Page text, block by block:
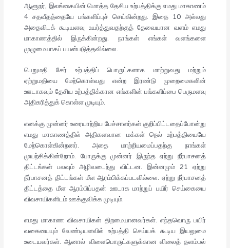
ஆளுநர், இலங்கையின் மொத்த தேசிய உற்பத்திக்கு எமது மாகாணம்
4 சதவீதத்தையே பங்களிப்புச் செய்கின்றது. இதை 10 அல்லது
அதைவிடக் கூடியளவு உயர்த்துவதற்குத் தேவையான வளம் எமது
மாகாணத்தில் இருக்கின்றது. நாங்கள் எங்கள் வளங்களை
முழுமையாகப் பயன்படுத்தவில்லை.
பெறுமதி சேர் உற்பத்திப் பொருட்களாக மாற்றுவது மற்றும்
ஏற்றுமதியை மேற்கொள்வது என்ற இரண்டு முறைமைகளின்
ஊடாகவும் தேசிய உற்பத்திக்கான எங்களின் பங்களிப்பை பெருமளவு
அதிகரித்துக் கொள்ள முடியும்.
எனக்கு முன்னர் உரையாற்றிய பேச்சாளர்கள் குறிப்பிட்டதைப்போன்று
எமது மாகாணத்தில் அதிகளவான மக்கள் நெல் உற்பத்தியையே
மேற்கொள்கின்றனர். அதை மாற்றியமைப்பதற்கு நாங்கள்
முயற்சிக்கின்றோம். போருக்கு முன்னர் இருந்த ஏற்று நீர்பாசனத்
திட்டங்கள் பலவும் அழிவடைந்து விட்டன. இன்னமும் 21 ஏற்று
நீர்பாசனத் திட்டங்கள் மீள ஆரம்பிக்கப்படவில்லை. ஏற்று நீர்பாசனத்
திட்டத்தை மீள ஆரம்பிப்பதன் ஊடாக மாற்றுப் பயிர் செய்கையை
விவசாயிகளிடம் ஊக்குவிக்க முடியும்.
எமது மாகாண விவசாயிகள் திறமையானவர்கள். எந்தவொரு பயிர்
வகையையும் வேண்டியளவில் உற்பத்தி செய்யக் கூடிய இயலுமை
உடையவர்கள். ஆனால் விளைபொருட்களுக்கான விலைத் தளம்பல்